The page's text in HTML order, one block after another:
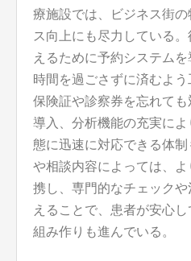
療施設では、ビジネス街
ス向上にも尽力している
えるために予約システム
時間を過ごさずに済むよう
保険証や診察券を忘れて
導入、分析機能の充実に
態に迅速に対応できる体
や相談内容によっては、
携し、専門的なチェック
えることで、患者が安心
組み作りも進んでいる。